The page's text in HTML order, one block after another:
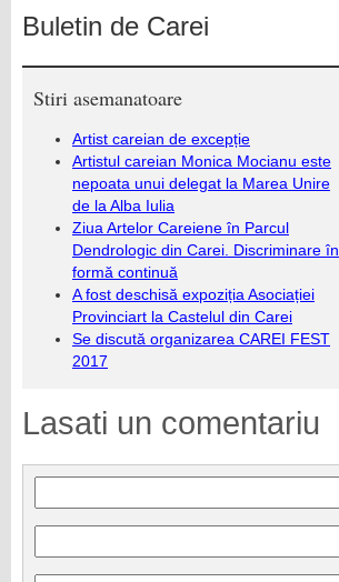
Buletin de Carei
Stiri asemanatoare
Artist careian de excepție
Artistul careian Monica Mocianu este
nepoata unui delegat la Marea Unire
de la Alba Iulia
Ziua Artelor Careiene în Parcul
Dendrologic din Carei. Discriminare în
formă continuă
A fost deschisă expoziția Asociației
Provinciart la Castelul din Carei
Se discută organizarea CAREI FEST
2017
Lasati un comentariu